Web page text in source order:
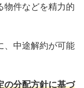
物件などを精力的
、中途解約が可能
の分配方針に基づ